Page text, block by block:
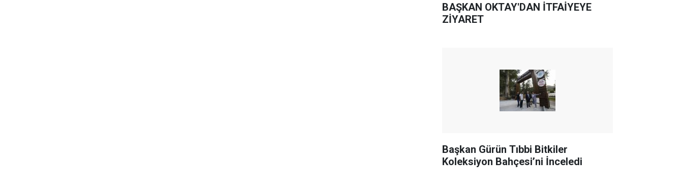
BAŞKAN OKTAY'DAN İTFAİYEYE
ZİYARET
Başkan Gürün Tıbbi Bitkiler
Koleksiyon Bahçesi’ni İnceledi